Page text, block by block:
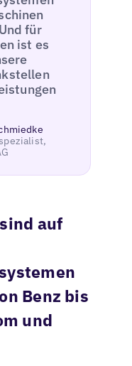
für
ist es
auf
Benz bis
und